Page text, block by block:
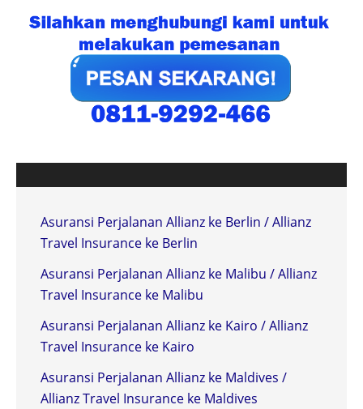
Asuransi Perjalanan Allianz ke Berlin / Allianz
Travel Insurance ke Berlin
Asuransi Perjalanan Allianz ke Malibu / Allianz
Travel Insurance ke Malibu
Asuransi Perjalanan Allianz ke Kairo / Allianz
Travel Insurance ke Kairo
Asuransi Perjalanan Allianz ke Maldives /
Allianz Travel Insurance ke Maldives